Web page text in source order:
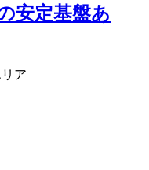
安定基盤あ
ア